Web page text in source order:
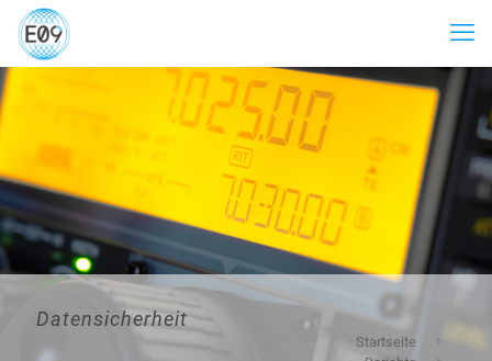
Datensicherheit
Startseite